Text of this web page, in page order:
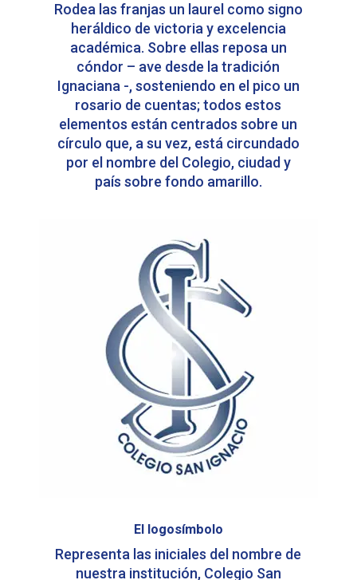
Rodea las franjas un laurel como signo
heráldico de victoria y excelencia
académica. Sobre ellas reposa un
cóndor – ave desde la tradición
Ignaciana -, sosteniendo en el pico un
rosario de cuentas; todos estos
elementos están centrados sobre un
círculo que, a su vez, está circundado
por el nombre del Colegio, ciudad y
país sobre fondo amarillo.
El logosímbolo
Representa las iniciales del nombre de
nuestra institución, Colegio San